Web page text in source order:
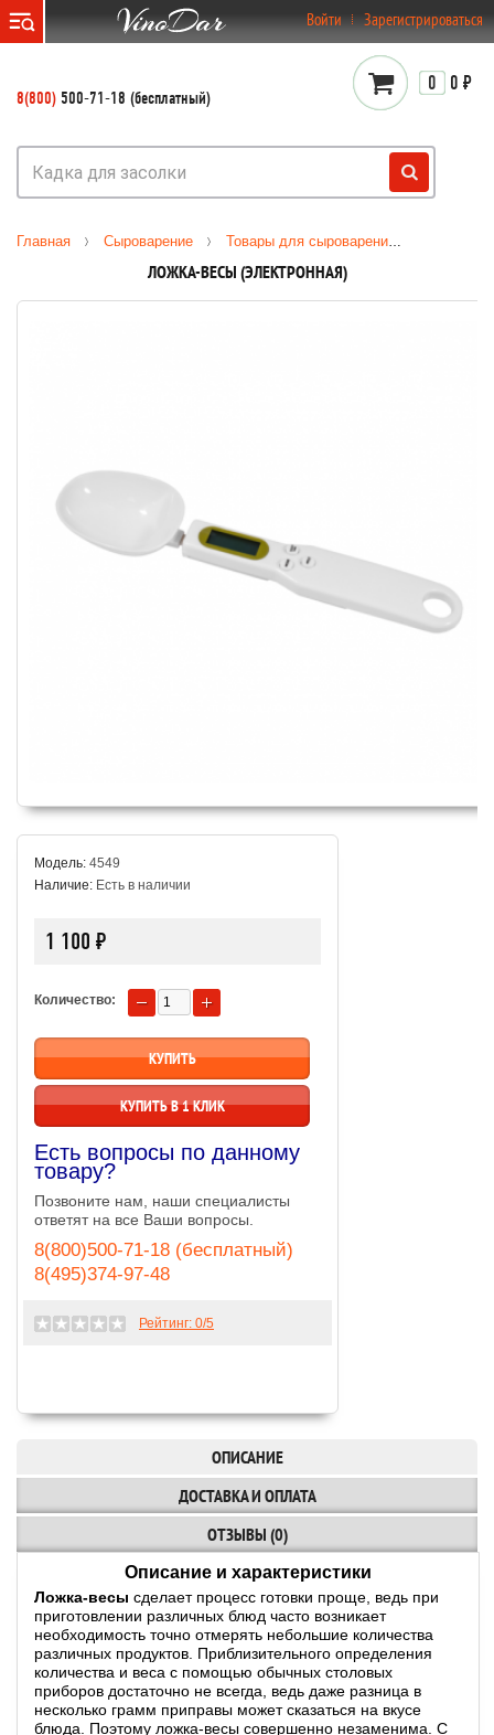
Войти Зарегистрироваться
8(800) 500-71-18 (бесплатный)
0 0 ₽
Главная Сыроварение Товары для сыроварения
ЛОЖКА-ВЕСЫ (ЭЛЕКТРОННАЯ)
Модель: 4549
Наличие: Есть в наличии
1 100 ₽
Количество:
КУПИТЬ В 1 КЛИК
Есть вопросы по данному
товару?
Позвоните нам, наши специалисты
ответят на все Ваши вопросы.
8(800)500-71-18 (бесплатный)
8(495)374-97-48
Рейтинг: 0/5
ОПИСАНИЕ
ДОСТАВКА И ОПЛАТА
ОТЗЫВЫ (0)
Описание и характеристики
Ложка-весы сделает процесс готовки проще, ведь при
приготовлении различных блюд часто возникает
необходимость точно отмерять небольшие количества
различных продуктов. Приблизительного определения
количества и веса с помощью обычных столовых
приборов достаточно не всегда, ведь даже разница в
несколько грамм приправы может сказаться на вкусе
блюда. Поэтому ложка-весы совершенно незаменима. С